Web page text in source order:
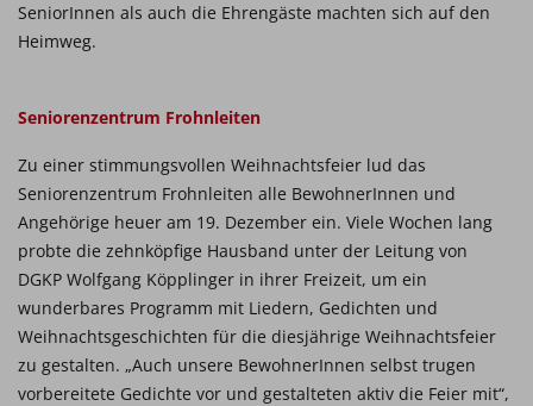
SeniorInnen als auch die Ehrengäste machten sich auf den
Heimweg.
Seniorenzentrum Frohnleiten
Zu einer stimmungsvollen Weihnachtsfeier lud das
Seniorenzentrum Frohnleiten alle BewohnerInnen und
Angehörige heuer am 19. Dezember ein. Viele Wochen lang
probte die zehnköpfige Hausband unter der Leitung von
DGKP Wolfgang Köpplinger in ihrer Freizeit, um ein
wunderbares Programm mit Liedern, Gedichten und
Weihnachtsgeschichten für die diesjährige Weihnachtsfeier
zu gestalten. „Auch unsere BewohnerInnen selbst trugen
vorbereitete Gedichte vor und gestalteten aktiv die Feier mit“,